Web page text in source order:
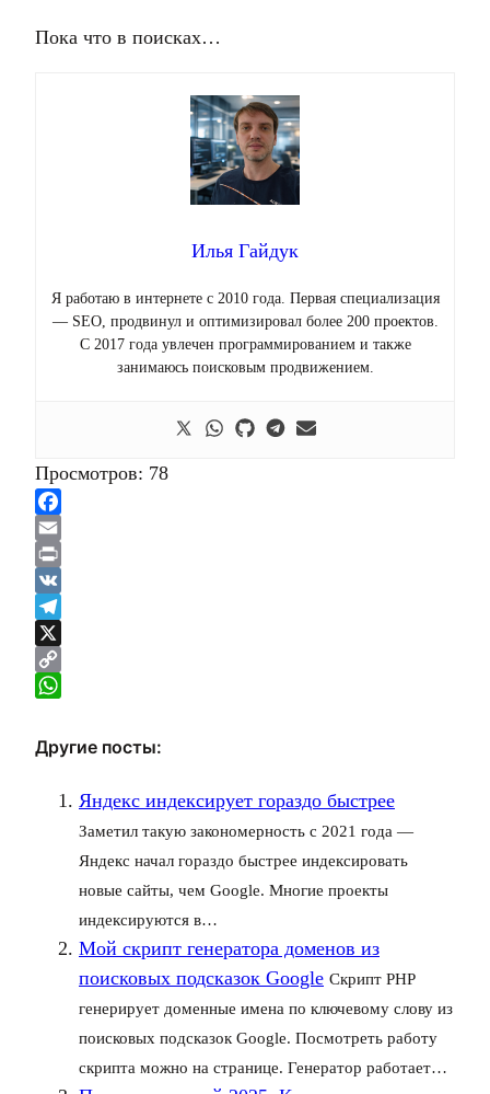
Пока что в поисках…
Илья Гайдук
Я работаю в интернете с 2010 года. Первая специализация
— SEO, продвинул и оптимизировал более 200 проектов.
С 2017 года увлечен программированием и также
занимаюсь поисковым продвижением.
Просмотров: 78
Facebook
Email
Print
VK
Telegram
X
Copy
Другие посты:
Яндекс индексирует гораздо быстрее
Заметил такую закономерность с 2021 года —
Яндекс начал гораздо быстрее индексировать
новые сайты, чем Google. Многие проекты
индексируются в…
Мой скрипт генератора доменов из
поисковых подсказок Google Скрипт PHP
генерирует доменные имена по ключевому слову из
поисковых подсказок Google. Посмотреть работу
скрипта можно на странице. Генератор работает…